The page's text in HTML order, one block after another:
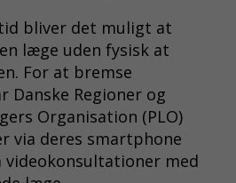
bliver det muligt at
læge uden fysisk at
For at bremse
Danske Regioner og
Organisation (PLO)
via deres smartphone
med